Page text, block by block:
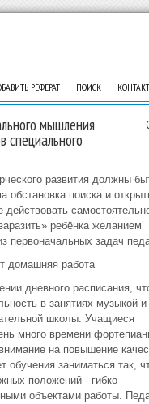
РЕФЕРАТ ПОИСК
мышления
специального
развития должны
обстановка поиска и
ребёнка желанием
первоначальных задач
домашняя работа
дневного расписания,
в занятиях музыкой и
школы. Учащиеся
много времени
на повышение
обучения заниматься так,
положений - гибко
объектами работы.